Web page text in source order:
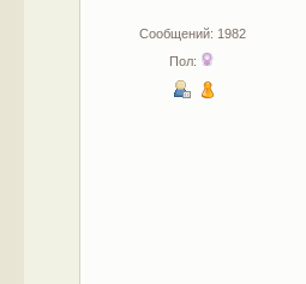
Сообщений: 1982
Пол: